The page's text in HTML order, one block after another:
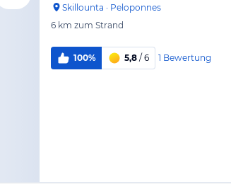
Skillounta · Peloponnes
6 km zum Strand
100% 5,8 / 6 1 Bewertung